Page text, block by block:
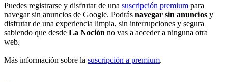
Puedes registrarse y disfrutar de una suscripción premium para
navegar sin anuncios de Google. Podrás navegar sin anuncios y
disfrutar de una experiencia limpia, sin interrupciones y segura
sabiendo que desde La Noción no vas a acceder a ninguna otra
web.
Más información sobre la suscripción a premium.